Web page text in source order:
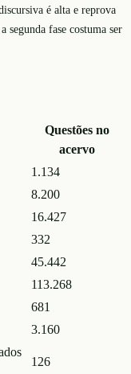
é alta e reprova
segunda fase costuma ser
Questões no
acervo
1.134
8.200
16.427
332
45.442
113.268
681
3.160
126